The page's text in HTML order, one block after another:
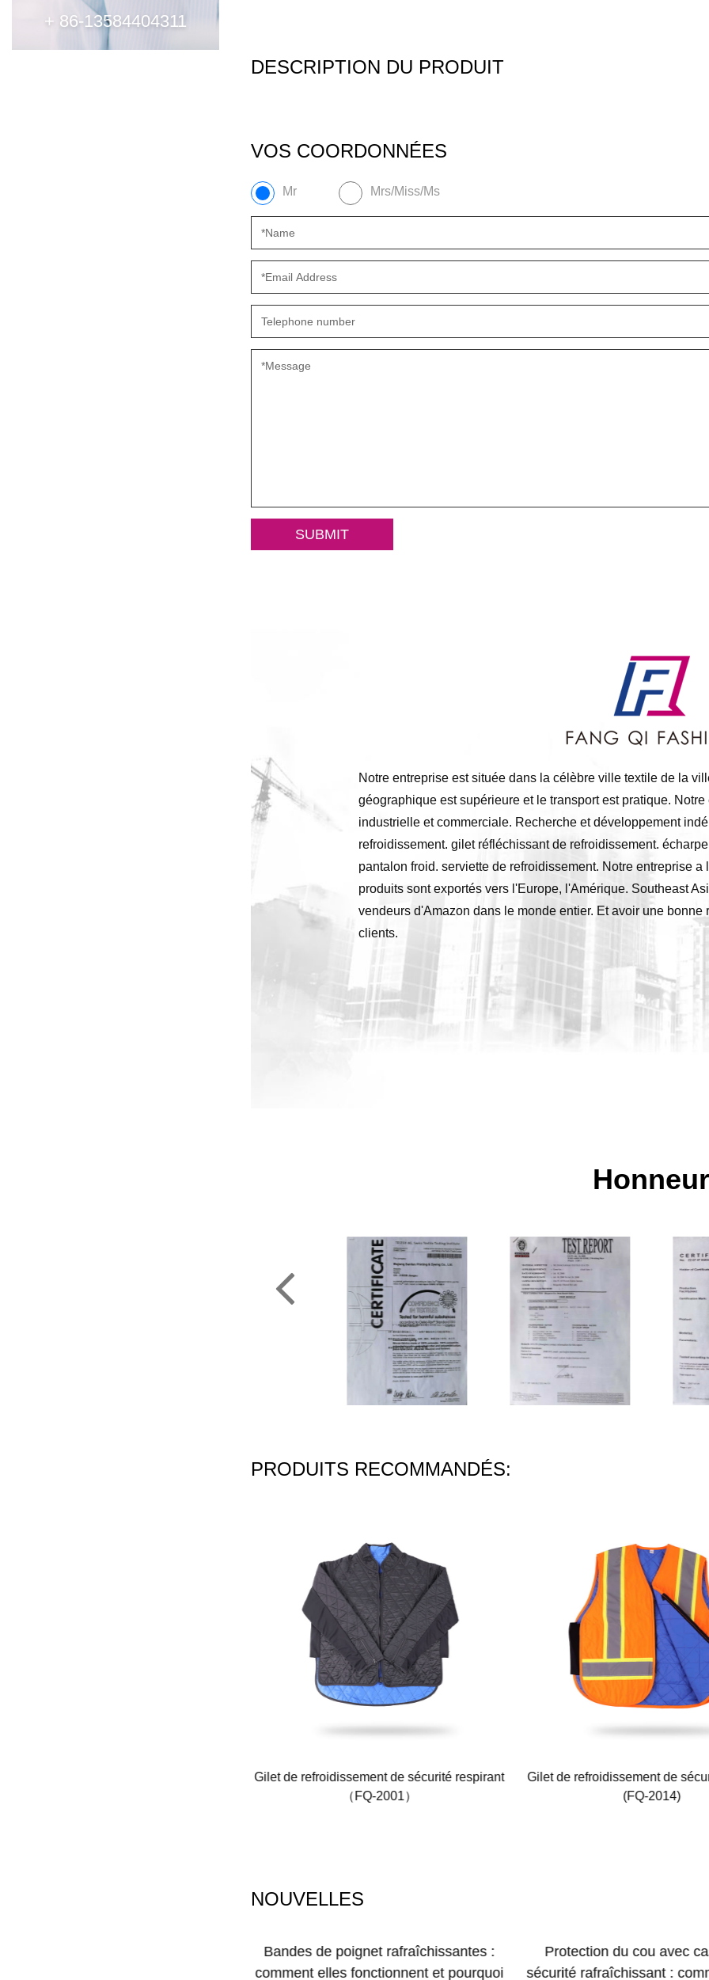
+ 86-13584404311
DESCRIPTION DU PRODUIT
VOS COORDONNÉES
Mr Mrs/Miss/Ms
Notre entreprise est située dans la célèbre ville textile de la
géographique est supérieure et le transport est pratique.
industrielle et commerciale. Recherche et développement
refroidissement. gilet réfléchissant de refroidissement.
pantalon froid. serviette de refroidissement. Notre entreprise a
produits sont exportés vers l'Europe, l'Amérique. Southeast
vendeurs d'Amazon dans le monde entier. Et avoir une
clients.
PRODUITS RECOMMANDÉS:
Gilet de refroidissement de sécurité respirant
（FQ-2001）
Gilet de refroidissement de
(FQ-2014)
NOUVELLES
Bandes de poignet rafraîchissantes :
comment elles fonctionnent et pourquoi
Protection du cou avec
sécurité rafraîchissant :